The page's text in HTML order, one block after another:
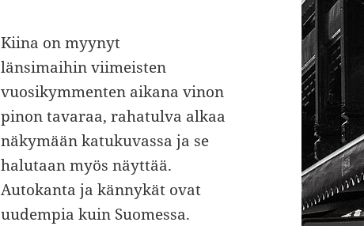
Kiina on myynyt
länsimaihin viimeisten
vuosikymmenten aikana vinon
pinon tavaraa, rahatulva alkaa
näkymään katukuvassa ja se
halutaan myös näyttää.
Autokanta ja kännykät ovat
uudempia kuin Suomessa.